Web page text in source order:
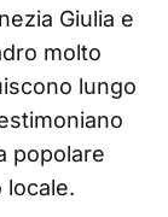
Giulia e
molto
lungo
popolare
locale.